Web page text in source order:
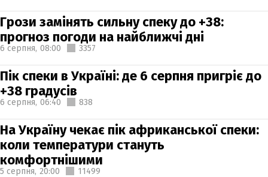
Грози замінять сильну спеку до +38:
прогноз погоди на найближчі дні
6 серпня, 08:00 3357
Пік спеки в Україні: де 6 серпня пригріє до
+38 градусів
6 серпня, 06:40 838
На Україну чекає пік африканської спеки:
коли температури стануть
комфортнішими
5 серпня, 20:00 11499